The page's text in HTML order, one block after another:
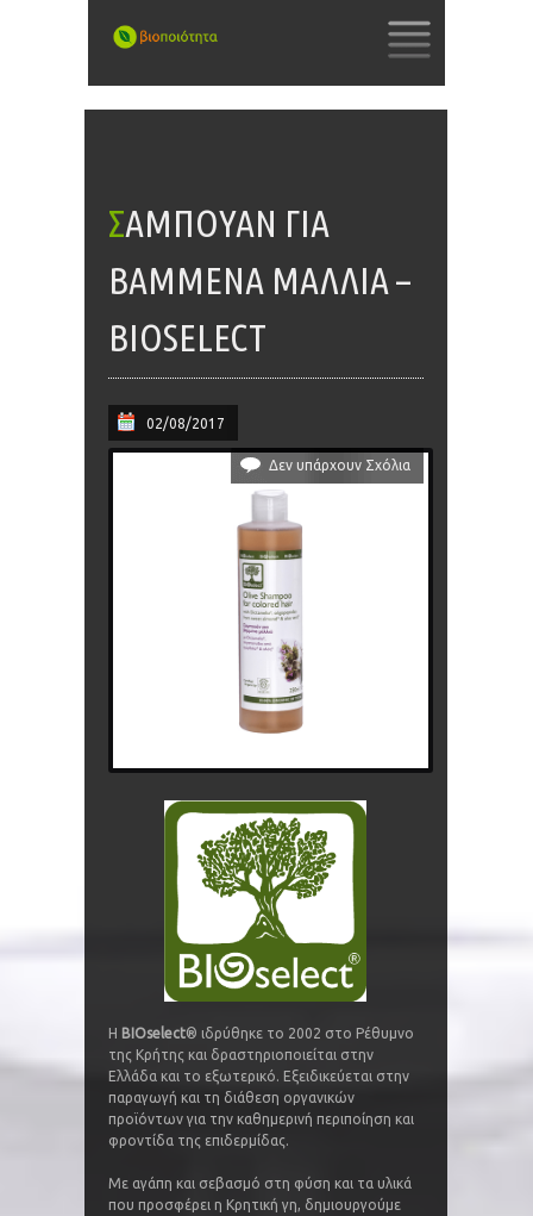
TO
ΣΑΜΠΟΥΆΝ ΓΙΑ
ΒΑΜΜΈΝΑ ΜΑΛΛΙΆ –
BIOSELECT
02/08/2017
Δεν υπάρχουν Σχόλια
Η BIOselect® ιδρύθηκε το 2002 στο Ρέθυμνο
της Κρήτης και δραστηριοποιείται στην
Ελλάδα και το εξωτερικό. Εξειδικεύεται στην
παραγωγή και τη διάθεση οργανικών
προϊόντων για την καθημερινή περιποίηση και
φροντίδα της επιδερμίδας.
Με αγάπη και σεβασμό στη φύση και τα υλικά
που προσφέρει η Κρητική γη, δημιουργούμε